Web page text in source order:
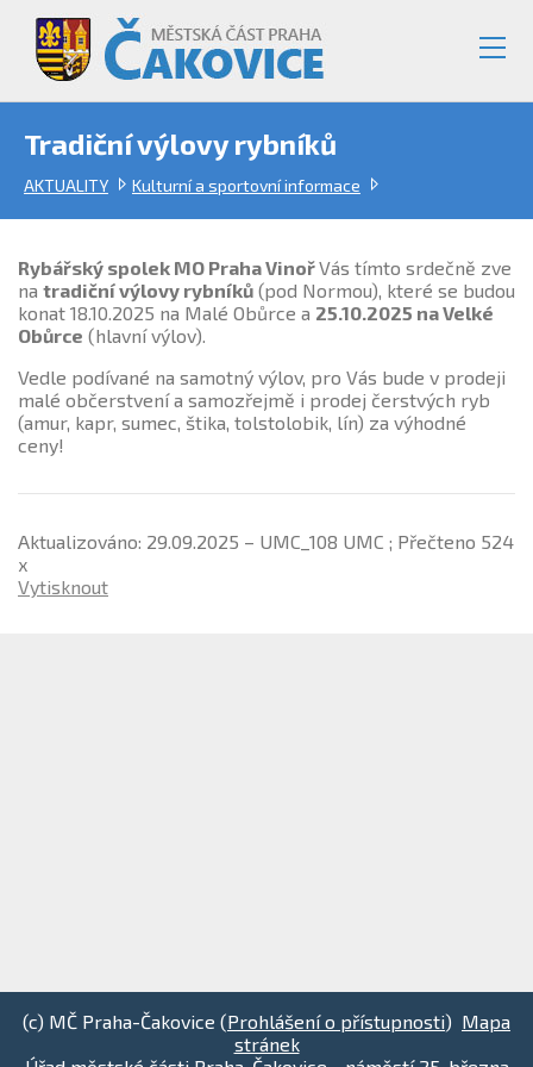
Tradiční výlovy rybníků
AKTUALITY Kulturní a sportovní informace
Rybářský spolek MO Praha VinořVás tímto srdečně zve
na tradiční výlovy rybníků (pod Normou), které se budou
konat 18.10.2025 na Malé Obůrce a 25.10.2025 na Velké
Obůrce (hlavní výlov).
Vedle podívané na samotný výlov, pro Vás bude v prodeji
malé občerstvení a samozřejmě i prodej čerstvých ryb
(amur, kapr, sumec, štika, tolstolobik, lín) za výhodné
ceny!
Aktualizováno: 29.09.2025 – UMC_108 UMC ; Přečteno 524
x
Vytisknout
(c) MČ Praha-Čakovice (Prohlášení o přístupnosti) Mapa
stránek